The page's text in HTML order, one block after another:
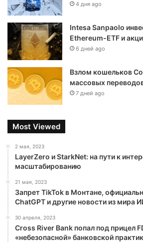
4 дня ago
Intesa Sanpaolo
Ethereum-ETF и
6 дней ago
Взлом кошельков
массовых
7 дней ago
Most Viewed
2 мая, 2023
LayerZero и StarkNet: на пути к
масштабированию
21 мая, 2023
Запрет TikTok в Монтане,
ChatGPT и другие новости из мира
30 апреля, 2023
Cross River Bank попал под прицел
«небезопасной» банковской